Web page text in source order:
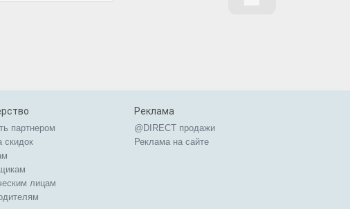
партнером
скидок
лицам
Реклама
@DIRECT продажи
Реклама на сайте